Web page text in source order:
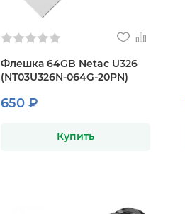
Флешка 64GB Netac U326
(NT03U326N-064G-20PN)
650 ₽
Купить